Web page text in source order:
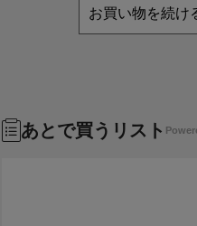
お買い物を続け
あとで買うリスト